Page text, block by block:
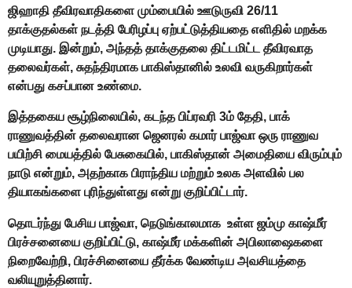
ஜிஹாதி தீவிரவாதிகளை மும்பையில் ஊடுருவி 26/11
தாக்குதல்கள் நடத்தி பேரிழப்பு ஏற்பட்டுத்தியதை எளிதில் மறக்க
முடியாது. இன்றும், அந்தத் தாக்குதலை திட்டமிட்ட தீவிரவாத
தலைவர்கள், சுதந்திரமாக பாகிஸ்தானில் உலவி வருகிறார்கள்
என்பது கசப்பான உண்மை.
இத்தகைய சூழ்நிலையில், கடந்த பிப்ரவரி 3ம் தேதி, பாக்
ராணுவத்தின் தலைவரான ஜெனரல் கமார் பாஜ்வா ஒரு ராணுவ
பயிற்சி மையத்தில் பேசுகையில், பாகிஸ்தான் அமைதியை விரும்பும்
நாடு என்றும், அதற்காக பிராந்திய மற்றும் உலக அளவில் பல
தியாகங்களை புரிந்துள்ளது என்று குறிப்பிட்டார்.
தொடர்ந்து பேசிய பாஜ்வா, நெடுங்காலமாக உள்ள ஜம்மு காஷ்மீர்
பிரச்சனையை குறிப்பிட்டு, காஷ்மீர் மக்களின் அபிலாஷைகளை
நிறைவேற்றி, பிரச்சினையை தீர்க்க வேண்டிய அவசியத்தை
வலியுறுத்தினார்.